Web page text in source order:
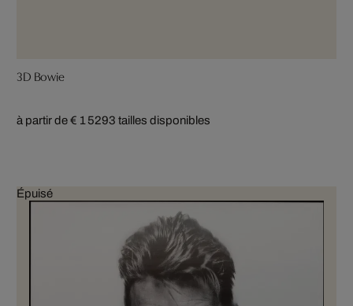
3D Bowie
à partir de € 1 5293 tailles disponibles
Épuisé